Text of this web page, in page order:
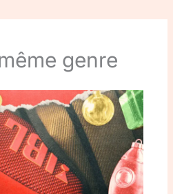
genre